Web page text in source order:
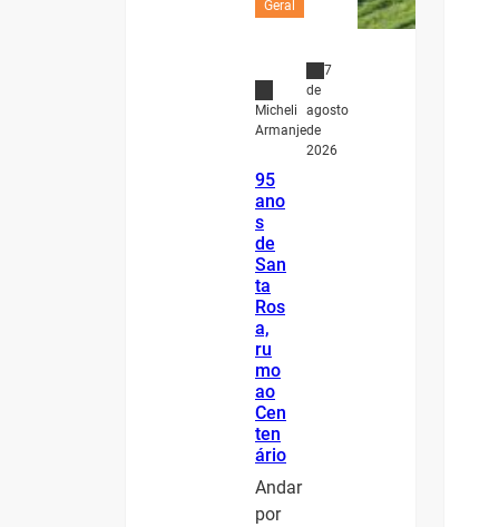
Geral
Micheli
Armanje
7
de
agosto
de
2026
95
ano
s
de
San
ta
Ros
a,
ru
mo
ao
Cen
ten
ário
Andar
por